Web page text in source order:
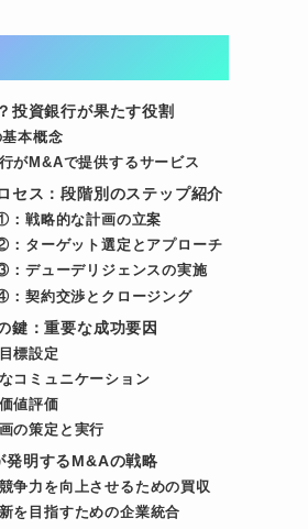
投資銀行が果たす役割
本概念
がM&Aで提供するサービス
セス：段階別のステップ紹介
戦略的な計画の立案
ターゲット選定とアプローチ
デューデリジェンスの実施
契約交渉とクロージング
鍵：重要な成功要因
標設定
コミュニケーション
値評価
の策定と実行
発明するM&Aの戦略
争力を向上させるための買収
を目指すための企業統合